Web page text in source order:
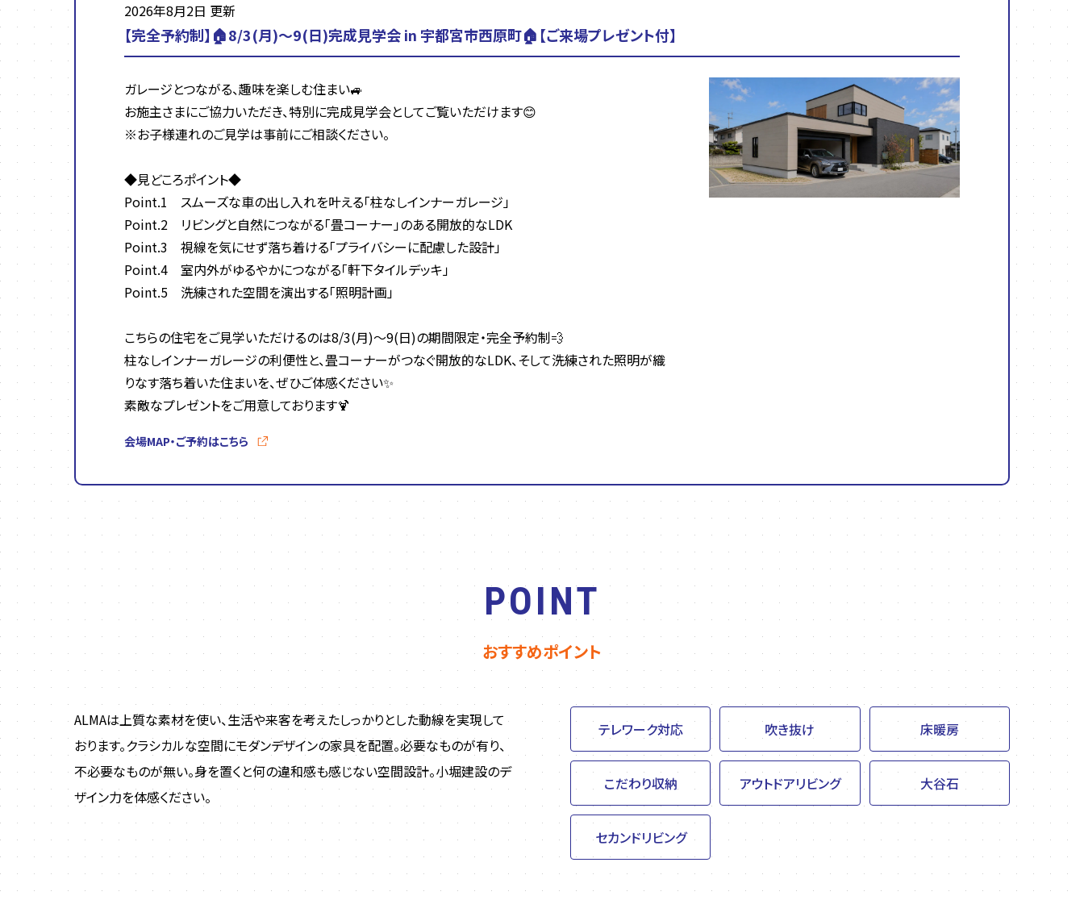
2026年8月2日 更新
【完全予約制】🏠8/3(月)～9(日)完成見学会 in 宇都宮市西原町🏠【ご来場プレゼント付】
ガレージとつながる、趣味を楽しむ住まい🚙
お施主さまにご協力いただき、特別に完成見学会としてご覧いただけます😊
※お子様連れのご見学は事前にご相談ください。
◆見どころポイント◆
Point.1 スムーズな車の出し入れを叶える「柱なしインナーガレージ」
Point.2 リビングと自然につながる「畳コーナー」のある開放的なLDK
Point.3 視線を気にせず落ち着ける「プライバシーに配慮した設計」
Point.4 室内外がゆるやかにつながる「軒下タイルデッキ」
Point.5 洗練された空間を演出する「照明計画」
こちらの住宅をご見学いただけるのは8/3(月)～9(日)の期間限定・完全予約制💨
柱なしインナーガレージの利便性と、畳コーナーがつなぐ開放的なLDK、そして洗練された照明が織
りなす落ち着いた住まいを、ぜひご体感ください✨
素敵なプレゼントをご用意しております🍹
会場MAP・ご予約はこちら
POINT
おすすめポイント
ALMAは上質な素材を使い、生活や来客を考えたしっかりとした動線を実現して
おります。クラシカルな空間にモダンデザインの家具を配置。必要なものが有り、
不必要なものが無い。身を置くと何の違和感も感じない空間設計。小堀建設のデ
ザイン力を体感ください。
テレワーク対応 吹き抜け 床暖房
こだわり収納 アウトドアリビング 大谷石
セカンドリビング